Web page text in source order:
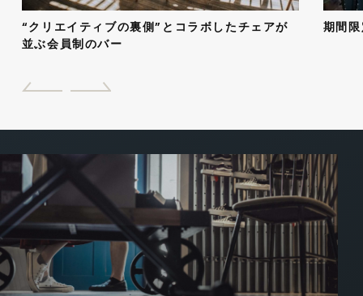
“クリエイティブの裏側”とコラボしたチェアが
並ぶ会員制のバー
期間